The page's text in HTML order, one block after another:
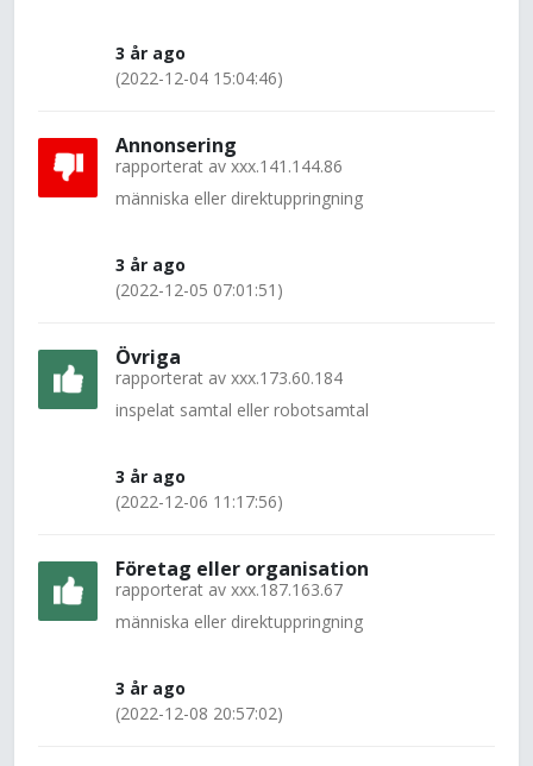
3 år ago
(2022-12-04 15:04:46)
Annonsering
rapporterat av xxx.141.144.86
människa eller direktuppringning
3 år ago
(2022-12-05 07:01:51)
Övriga
rapporterat av xxx.173.60.184
inspelat samtal eller robotsamtal
3 år ago
(2022-12-06 11:17:56)
Företag eller organisation
rapporterat av xxx.187.163.67
människa eller direktuppringning
3 år ago
(2022-12-08 20:57:02)